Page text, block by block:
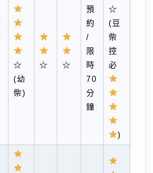
☆
(幼
柴)
☆ ☆
預
約
/
限
時
70
分
鐘
☆
(豆
柴
控
必
)